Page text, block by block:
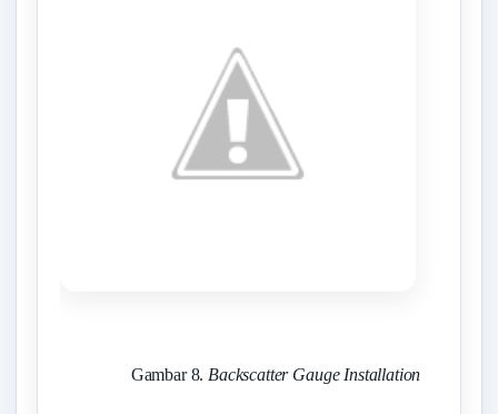
Gambar 8. Backscatter Gauge Installation